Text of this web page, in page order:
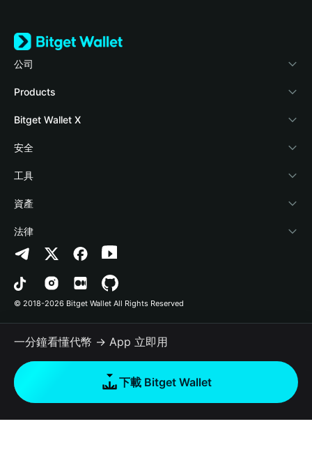
公司
關於 Bitget Wallet
部落格
學院
加密資訊
幫助中心
‌聯繫我們
品牌資源
工作機會
Products
Crypto Card
Stablecoin Earn
Payfi Crypto
Crypto Swap API
Altcoin Season Index
Prediction Markets
DApp
RWA
如何購買加密貨幣
Bitget Wallet X
開發者文件
連接錢包
Bitget Wallet Pay
合作上架
安全
風險保障基金
安全防護技術
工具
快捷買幣
授權檢測
合約檢測
批次轉帳
資產
Arbitrum
Avalanche
Bitcoin
Polygon
法律
隱私協議
用戶使用協議
© 2018-2026 Bitget Wallet All Rights Reserved
一分鐘看懂代幣 → App 立即用
下載 Bitget Wallet